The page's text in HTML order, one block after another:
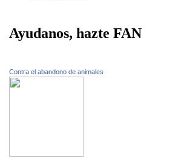
Ayudanos, hazte FAN
Contra el abandono de animales